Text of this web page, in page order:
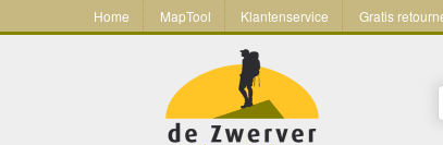
Home MapTool Klantenservice Gratis